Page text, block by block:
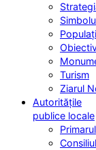
Turism
Ziarul
Autoritățile
publice locale
Primarul